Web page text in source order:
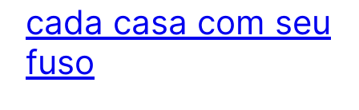
cada casa com seu
fuso